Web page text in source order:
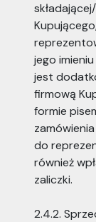
jego
jest
firmową
formie
do
również
zaliczki.
2.4.2.